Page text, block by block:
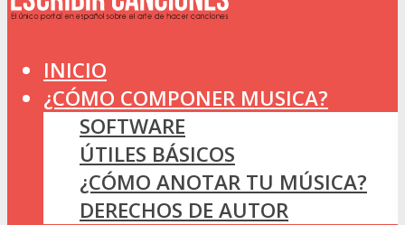
INICIO
¿CÓMO COMPONER MUSICA?
SOFTWARE
ÚTILES BÁSICOS
¿CÓMO ANOTAR TU MÚSICA?
DERECHOS DE AUTOR